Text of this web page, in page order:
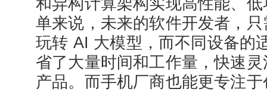
和异构计算架构实现高性能、
单来说，未来的软件开发者，
玩转 AI 大模型，而不同设备的
省了大量时间和工作量，快速
产品。而手机厂商也能更专注